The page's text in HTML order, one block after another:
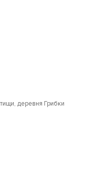
деревня Грибки